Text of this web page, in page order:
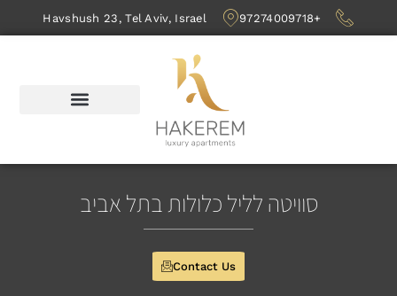
+97274009718
Havshush 23, Tel Aviv, Israel
סוויטה לליל כלולות בתל אביב
Contact Us